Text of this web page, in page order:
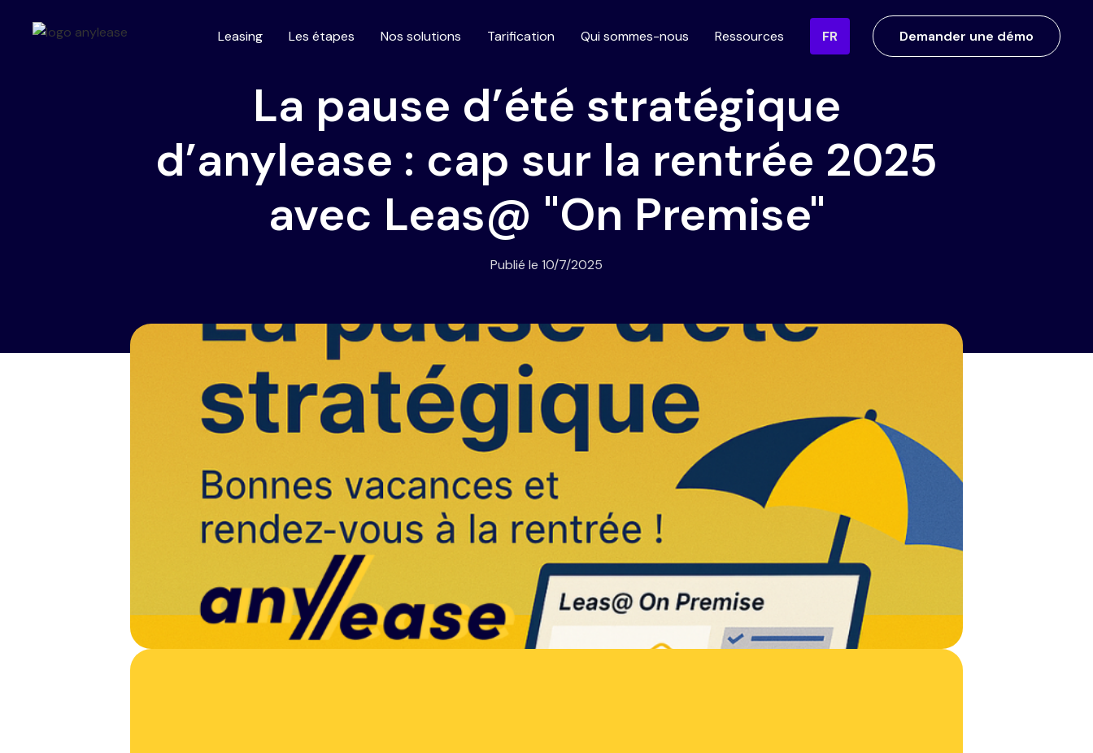
Leasing Les étapes Nos solutions Tarification Qui sommes-nous Ressources FR Demander une démo
La pause d’été stratégique
d’anylease : cap sur la rentrée 2025
avec Leas@ "On Premise"
Publié le 10/7/2025